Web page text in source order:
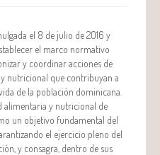
el 8 de julio de 2016 y
el marco normativo
y coordinar acciones de
nutricional que contribuyan a
de la población dominicana.
alimentaria y nutricional de
un objetivo fundamental del
el ejercicio pleno del
y consagra, dentro de sus